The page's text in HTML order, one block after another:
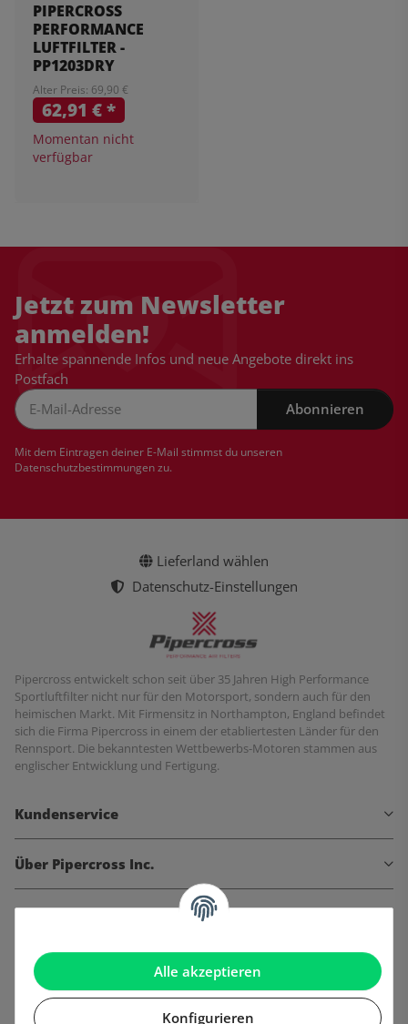
Alle akzeptieren
Konfigurieren
PIPERCROSS
PERFORMANCE
LUFTFILTER -
PP1203DRY
Alter Preis: 69,90 €
62,91 €*
Momentan nicht
verfügbar
Jetzt zum Newsletter
anmelden!
Erhalte spannende Infos und neue Angebote direkt ins
Postfach
Abonnieren
Mit dem Eintragen deiner E-Mail stimmst du unseren
Datenschutzbestimmungenzu.
Lieferland wählen
Datenschutz-Einstellungen
Pipercross entwickelt schon seit über 35 Jahren High Performance
Sportluftfilter nicht nur für den Motorsport, sondern auch für den
heimischen Markt. Mit Firmensitz in Northampton, England befindet
sich die Firma Pipercross in einem der etabliertesten Länder für den
Rennsport. Die bekanntesten Wettbewerbs-Motoren stammen aus
englischer Entwicklung und Fertigung.
Kundenservice
Über Pipercross Inc.
Informationen
Gesetzliche Informationen